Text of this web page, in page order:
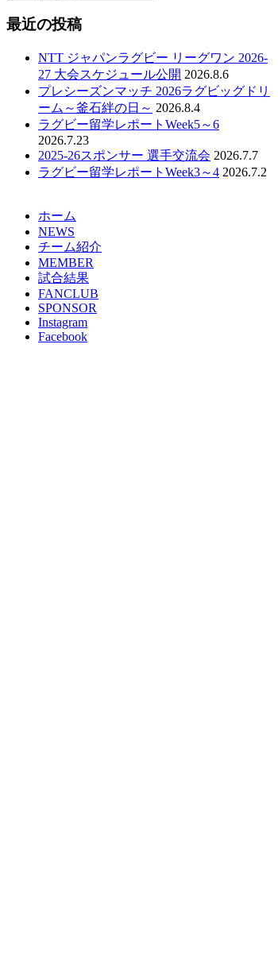
最近の投稿
NTT ジャパンラグビー リーグワン 2026-
27 大会スケジュール公開 2026.8.6
プレシーズンマッチ 2026ラグビッグドリ
ーム～釜石絆の日～ 2026.8.4
ラグビー留学レポートWeek5～6
2026.7.23
2025-26スポンサー 選手交流会 2026.7.7
ラグビー留学レポートWeek3～4 2026.7.2
ホーム
NEWS
チーム紹介
MEMBER
試合結果
FANCLUB
SPONSOR
Instagram
Facebook